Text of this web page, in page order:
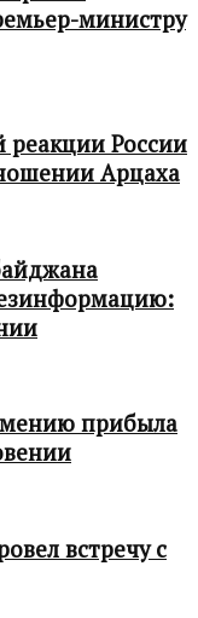
министру
реакции России
Арцаха
прибыла
встречу с